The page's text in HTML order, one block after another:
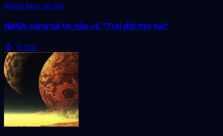
Khoa học vũ trụ
NASA công bố tin xấu về "Trái đất thứ hai"
bolt 5 min